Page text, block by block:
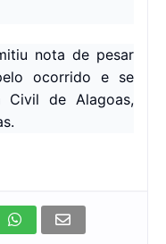
nota de pesar
ocorrido e se
Civil de Alagoas,